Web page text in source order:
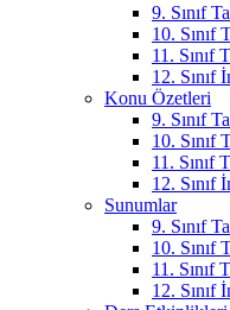
9. Sınıf
10. Sınıf
11. Sınıf
12. Sınıf
Konu Özetleri
9. Sınıf
10. Sınıf
11. Sınıf
12. Sınıf
Sunumlar
9. Sınıf
10. Sınıf
11. Sınıf
12. Sınıf